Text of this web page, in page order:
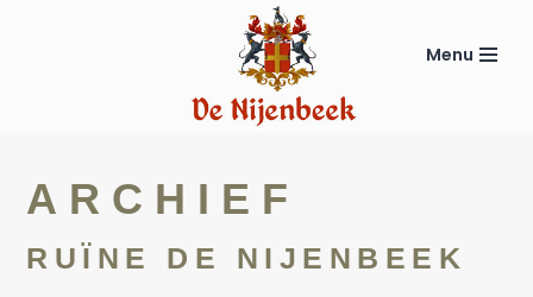
Menu
ARCHIEF
RUÏNE DE NIJENBEEK